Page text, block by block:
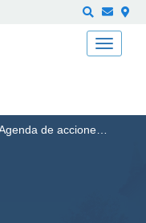
de acciones formativas